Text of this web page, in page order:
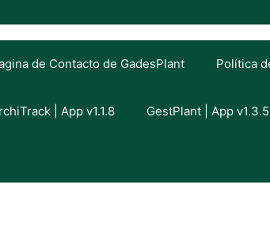
de Contacto de GadesPlant Política
| App v1.1.8 GestPlant | App v1.3.5